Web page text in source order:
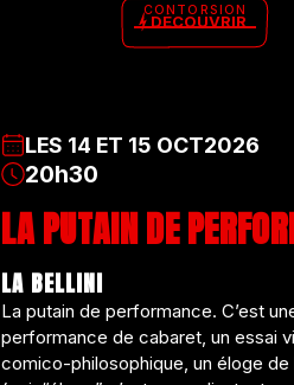
LES 14 ET 15 OCT2026
20h30
LA PUTAIN DE
LA BELLINI
La putain de performance. C’est
performance de cabaret, un essai
comico-philosophique, un éloge de
DÉCOUVRIR
CONTORSION